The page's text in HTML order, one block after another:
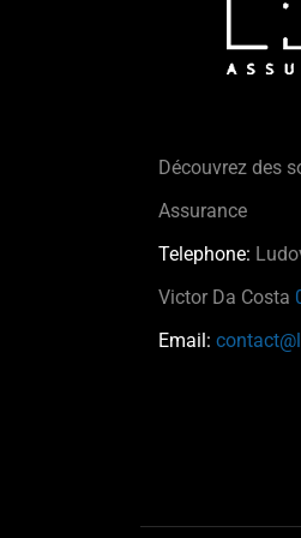
Découvrez des
Assurance
Telephone:
Victor Da Costa
Email: